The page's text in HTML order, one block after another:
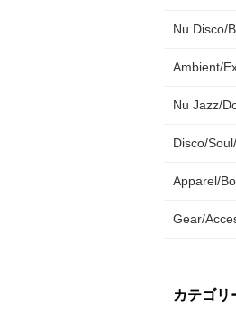
Nu Disco/
Ambient/
Nu Jazz/
Disco/
Apparel/
Gear/
カテゴリ